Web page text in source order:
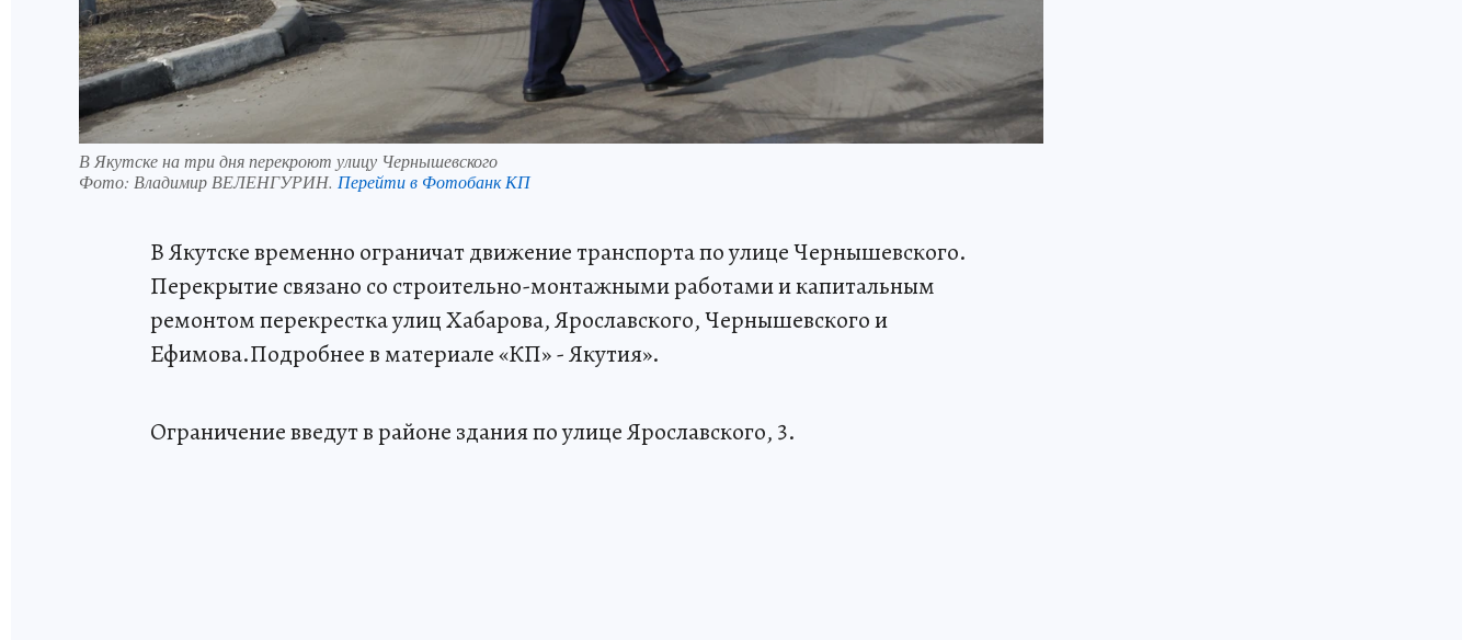
В Якутске на три дня перекроют улицу Чернышевского
Фото: Владимир ВЕЛЕНГУРИН. Перейти в Фотобанк КП
В Якутске временно ограничат движение транспорта по улице Чернышевского.
Перекрытие связано со строительно-монтажными работами и капитальным
ремонтом перекрестка улиц Хабарова, Ярославского, Чернышевского и
Ефимова.Подробнее в материале «КП» - Якутия».
Ограничение введут в районе здания по улице Ярославского, 3.